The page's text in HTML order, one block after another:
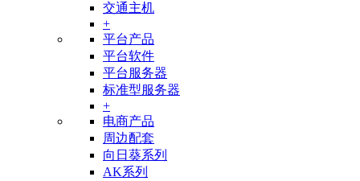
交通主机
+
平台产品
平台软件
平台服务器
标准型服务器
+
电商产品
周边配套
向日葵系列
AK系列